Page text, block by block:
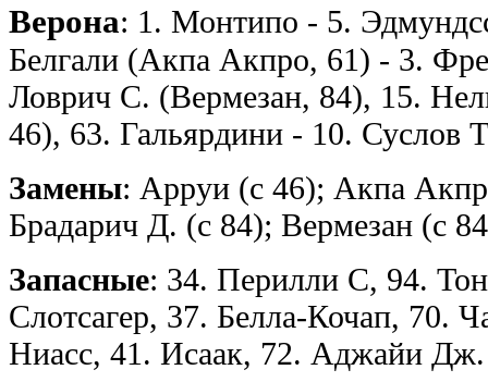
Верона: 1. Монтипо - 5.
Белгали (Акпа Акпро, 61) - 3.
Ловрич С. (Вермезан, 84), 15.
46), 63. Гальярдини - 10. Суслов
Замены: Арруи (с 46); Акпа
Брадарич Д. (с 84); Вермезан (с
Запасные: 34. Перилли С, 94.
Слотсагер, 37. Белла-Кочап, 70.
Ниасс, 41. Исаак, 72. Аджайи Дж.